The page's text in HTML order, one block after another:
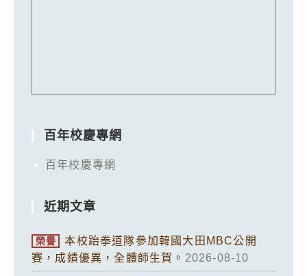
百年校慶專網
百年校慶專網
近期文章
榮譽
本校跆拳道隊參加韓國大田MBC公開
賽，成績優異，全體師生賀。 2026-08-10